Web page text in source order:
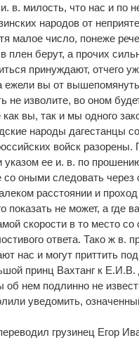
в. милость, что нас и по
народов от
малое число, понеже
плен берут, а прочих
принуждают, отчего
ежели вы от
не изволите, во оном
как вы, так и мы одного
народы дагестанцы
войск
ее и. в. по
со оными следовать
расстоянии и
показать не может, а где
скорости в то место
ответа. Тако ж в.
нас и могут приттить
принц Вахтанг к
об нем подлинно не
уведомить,
грузинец Егор